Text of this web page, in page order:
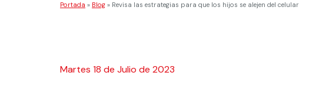
Portada » Blog » Revisa las estrategias para que los hijos se alejen del celular
Martes 18 de Julio de 2023